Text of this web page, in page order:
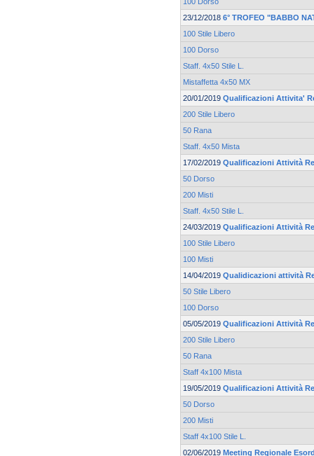
23/12/2018 6° TROFEO "BABBO
100 Stile Libero
100 Dorso
Staff. 4x50 Stile L.
Mistaffetta 4x50 MX
20/01/2019 Qualificazioni Attivita'
200 Stile Libero
50 Rana
Staff. 4x50 Mista
17/02/2019 Qualificazioni Attività
50 Dorso
200 Misti
Staff. 4x50 Stile L.
24/03/2019 Qualificazioni Attività
100 Stile Libero
100 Misti
14/04/2019 Qualidicazioni attività
50 Stile Libero
100 Dorso
05/05/2019 Qualificazioni Attività
200 Stile Libero
50 Rana
Staff 4x100 Mista
19/05/2019 Qualificazioni Attività
50 Dorso
200 Misti
Staff 4x100 Stile L.
02/06/2019 Meeting Regionale